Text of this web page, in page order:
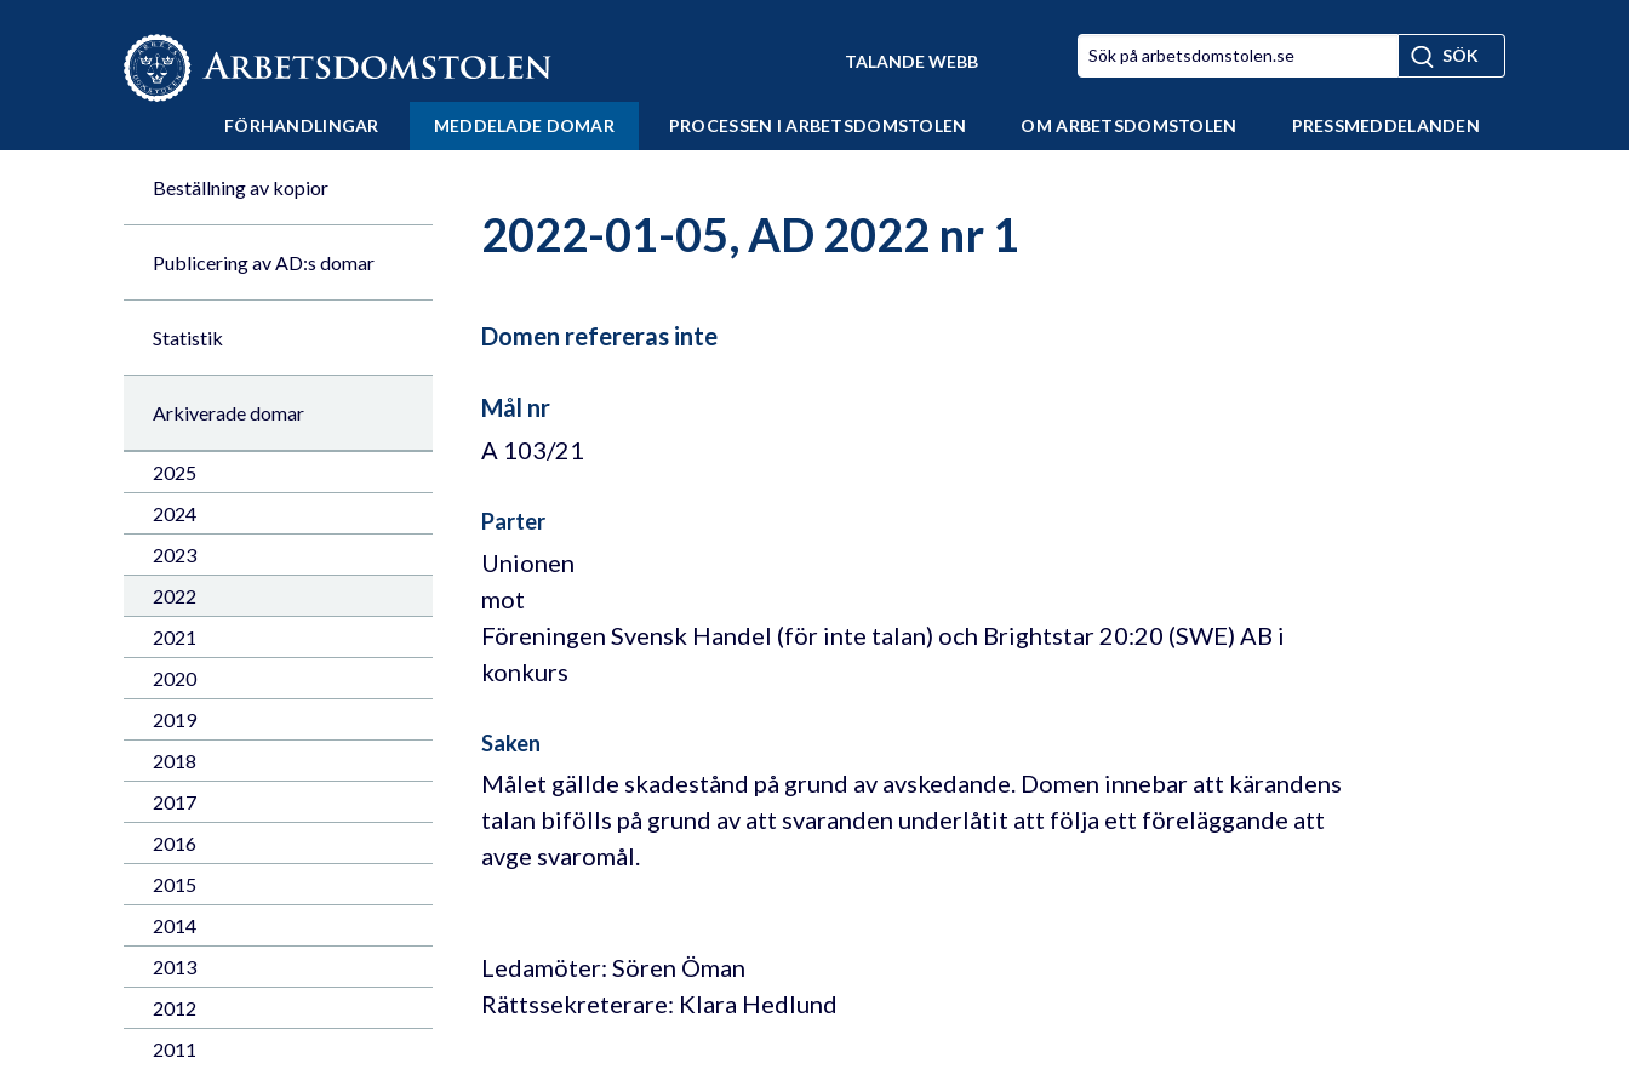
Till innehåll på sidan x
TALANDE WEBB
FÖRHANDLINGAR MEDDELADE DOMAR PROCESSEN I ARBETSDOMSTOLEN OM ARBETSDOMSTOLEN PRESSMEDDELANDEN
Beställning av kopior
Publicering av AD:s domar
Statistik
Arkiverade domar
2025
2024
2023
2022
2021
2020
2019
2018
2017
2016
2015
2014
2013
2012
2011
2022-01-05, AD 2022 nr 1
Domen refereras inte
Mål nr
A 103/21
Parter
Unionen
mot
Föreningen Svensk Handel (för inte talan) och Brightstar 20:20 (SWE) AB i
konkurs
Saken
Målet gällde skadestånd på grund av avskedande. Domen innebar att kärandens
talan bifölls på grund av att svaranden underlåtit att följa ett föreläggande att
avge svaromål.
Ledamöter: Sören Öman
Rättssekreterare: Klara Hedlund